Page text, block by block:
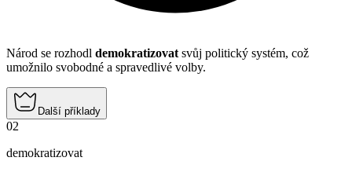
Národ se rozhodl demokratizovat svůj politický systém, což
umožnilo svobodné a spravedlivé volby.
Další příklady
02
demokratizovat